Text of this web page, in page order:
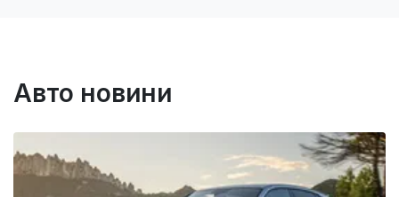
Авто новини